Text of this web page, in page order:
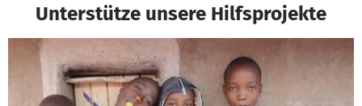
Unterstütze unsere Hilfsprojekte